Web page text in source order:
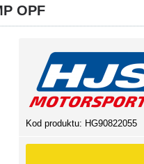
OPF
Kod produktu: HG90822055